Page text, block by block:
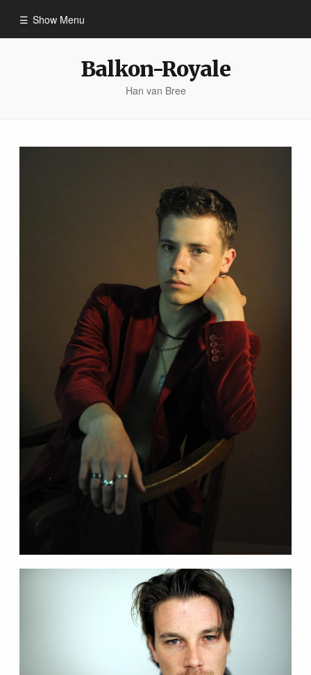
Show Menu
Oranje
Balkon-Royale
Han van Bree